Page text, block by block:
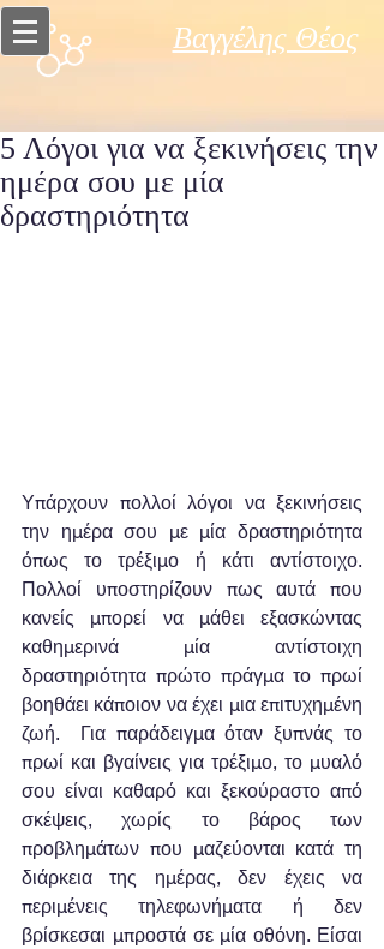
Βαγγέλης Θέος
5 Λόγοι για να ξεκινήσεις την
ημέρα σου με μία
δραστηριότητα
Υπάρχουν πολλοί λόγοι να ξεκινήσεις
την ημέρα σου με μία δραστηριότητα
όπως το τρέξιμο ή κάτι αντίστοιχο.
Πολλοί υποστηρίζουν πως αυτά που
κανείς μπορεί να μάθει εξασκώντας
καθημερινά μία αντίστοιχη
δραστηριότητα πρώτο πράγμα το πρωί
βοηθάει κάποιον να έχει μια επιτυχημένη
ζωή.  Για παράδειγμα όταν ξυπνάς το
πρωί και βγαίνεις για τρέξιμο, το μυαλό
σου είναι καθαρό και ξεκούραστο από
σκέψεις, χωρίς το βάρος των
προβλημάτων που μαζεύονται κατά τη
διάρκεια της ημέρας, δεν έχεις να
περιμένεις τηλεφωνήματα ή δεν
βρίσκεσαι μπροστά σε μία οθόνη. Είσαι